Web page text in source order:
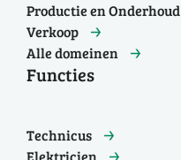
Productie en Onderhoud
Verkoop
Alle domeinen
Functies
Technicus